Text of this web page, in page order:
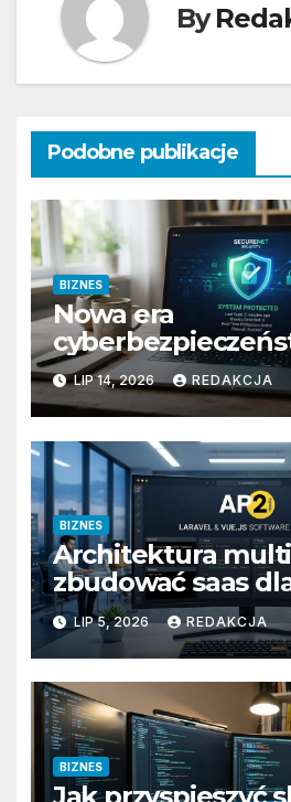
By
Podobne publikacje
BIZNES
Nowa era
przygotować firmę
wyzwania prawne
technologiczne?
LIP 14, 2026 REDAKCJA
BIZNES
Architektura
zbudować saas
klientów
LIP 5, 2026 REDAKCJA
BIZNES
Jak przyspieszyć